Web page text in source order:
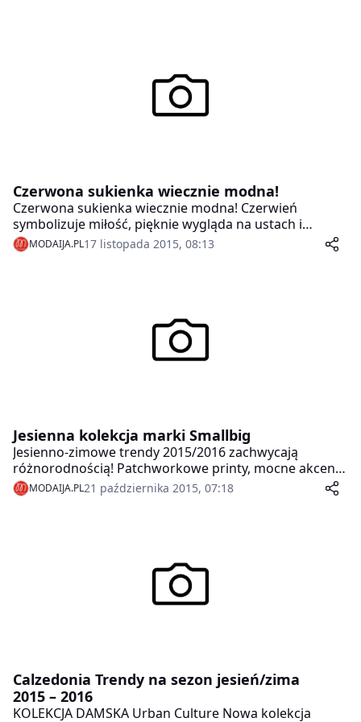
Czerwona sukienka wiecznie modna!
Czerwona sukienka wiecznie modna! Czerwień
symbolizuje miłość, pięknie wygląda na ustach i
chętnie wybieramy ją także na „sukienkowe” specjalne
okazje.
MODAIJA.PL17 listopada 2015, 08:13
Jesienna kolekcja marki Smallbig
Jesienno-zimowe trendy 2015/2016 zachwycają
różnorodnością! Patchworkowe printy, mocne akcenty
kolorystyczne, frędzle i ponadczasowy zamsz to hity,
na które stawiamy w tym sezonie, a które występują
MODAIJA.PL21 października 2015, 07:18
Calzedonia Trendy na sezon jesień/zima
2015 – 2016
KOLEKCJA DAMSKA Urban Culture Nowa kolekcja